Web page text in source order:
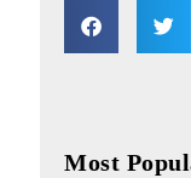
Most